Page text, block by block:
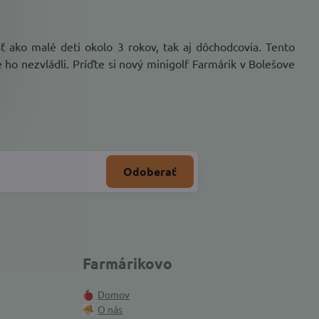
malé deti okolo 3 rokov, tak aj dôchodcovia. Tento
nezvládli. Príďte si nový minigolf Farmárik v Bolešove
Odoberať
Farmárikovo
Domov
O nás